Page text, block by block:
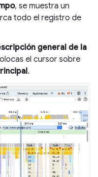
, se muestra un
todo el registro de
general de la
el cursor sobre
.